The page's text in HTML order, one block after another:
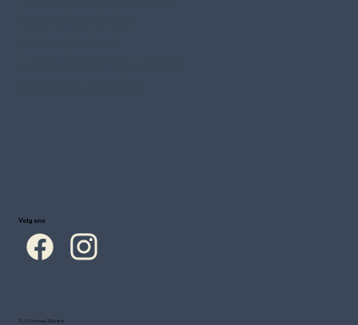
Volg ons
© 2026 knaal200jaar.nl